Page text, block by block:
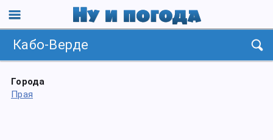
Кабо-Верде
Города
Прая